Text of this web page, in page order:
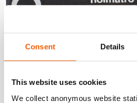
Consent Details
This website uses cookies
We collect anonymous website
hauteur gonflable max.:266 mm